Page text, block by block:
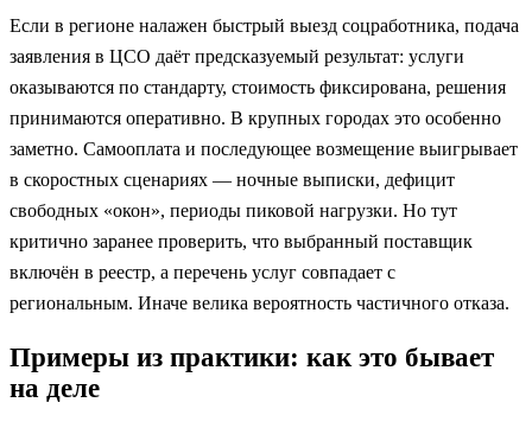
Если в регионе налажен быстрый выезд соцработника, подача
заявления в ЦСО даёт предсказуемый результат: услуги
оказываются по стандарту, стоимость фиксирована, решения
принимаются оперативно. В крупных городах это особенно
заметно. Самооплата и последующее возмещение выигрывает
в скоростных сценариях — ночные выписки, дефицит
свободных «окон», периоды пиковой нагрузки. Но тут
критично заранее проверить, что выбранный поставщик
включён в реестр, а перечень услуг совпадает с
региональным. Иначе велика вероятность частичного отказа.
Примеры из практики: как это бывает
на деле